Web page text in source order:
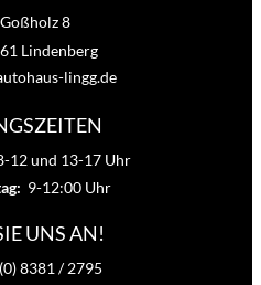
8
Lindenberg
lingg.de
12 und 13-17 Uhr
9-12:00 Uhr
UNS AN!
8381 / 2795